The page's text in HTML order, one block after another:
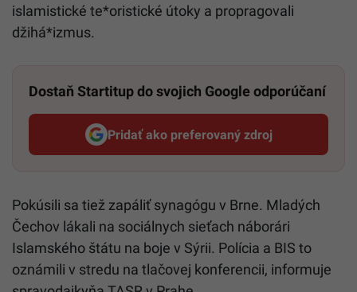
islamistické te*oristické útoky a propragovali
džihá*izmus.
Dostaň Startitup do svojich Google odporúčaní
Pridať ako preferovaný zdroj
Startitup, odkaz sa otvorí v
Pokúsili sa tiež zapáliť synagógu v Brne. Mladých
Čechov lákali na sociálnych sieťach náborári
Islamského štátu na boje v Sýrii. Polícia a BIS to
oznámili v stredu na tlačovej konferencii, informuje